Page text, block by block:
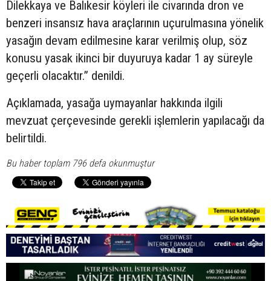
Dilekkaya ve Balıkesir köyleri ile civarında dron ve
benzeri insansız hava araçlarının uçurulmasına yönelik
yasağın devam edilmesine karar verilmiş olup, söz
konusu yasak ikinci bir duyuruya kadar 1 ay süreyle
geçerli olacaktır.” denildi.
Açıklamada, yasağa uymayanlar hakkında ilgili
mevzuat çerçevesinde gerekli işlemlerin yapılacağı da
belirtildi.
Bu haber toplam 796 defa okunmuştur